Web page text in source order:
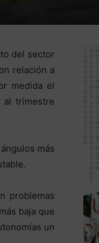
del sector
relación a
medida el
al trimestre
más
problemas
baja que
un